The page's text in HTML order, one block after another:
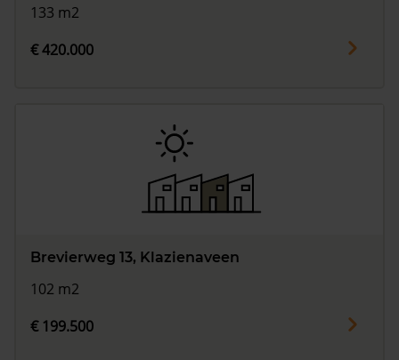
133 m2
€ 420.000
Brevierweg 13, Klazienaveen
102 m2
€ 199.500